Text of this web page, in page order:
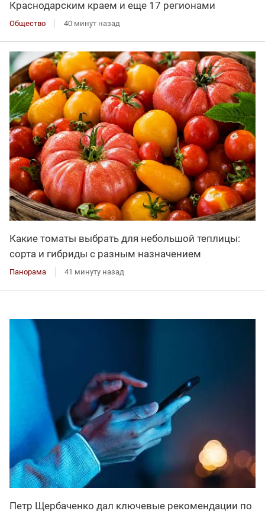
Краснодарским краем и еще 17 регионами
Общество 40 минут назад
Какие томаты выбрать для небольшой теплицы:
сорта и гибриды с разным назначением
Панорама 41 минуту назад
Петр Щербаченко дал ключевые рекомендации по